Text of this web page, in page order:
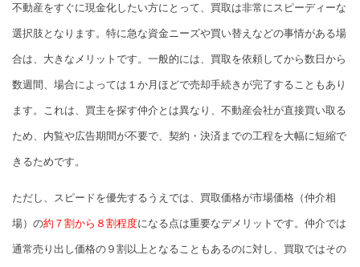
不動産をすぐに現金化したい方にとって、買取は非常にスピーディーな
選択肢となります。特に急な資金ニーズや買い替えなどの事情がある場
合は、大きなメリットです。一般的には、買取を依頼してから数日から
数週間、場合によっては１か月ほどで売却手続きが完了することもあり
ます。これは、買主を探す仲介とは異なり、不動産会社が直接買い取る
ため、内覧や広告期間が不要で、契約・決済までの工程を大幅に短縮で
きるためです。
ただし、スピードを優先するうえでは、買取価格が市場価格（仲介相
場）の約７割から８割程度になる点は重要なデメリットです。仲介では
通常売り出し価格の９割以上となることもあるのに対し、買取ではその